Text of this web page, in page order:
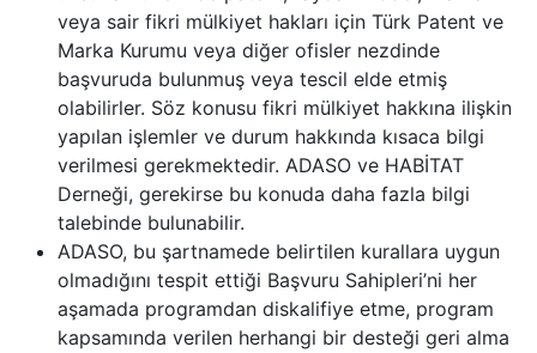
veya sair fikri mülkiyet hakları için Türk Patent ve
Marka Kurumu veya diğer ofisler nezdinde
başvuruda bulunmuş veya tescil elde etmiş
olabilirler. Söz konusu fikri mülkiyet hakkına ilişkin
yapılan işlemler ve durum hakkında kısaca bilgi
verilmesi gerekmektedir. ADASO ve HABİTAT
Derneği, gerekirse bu konuda daha fazla bilgi
talebinde bulunabilir.
ADASO, bu şartnamede belirtilen kurallara uygun
olmadığını tespit ettiği Başvuru Sahipleri’ni her
aşamada programdan diskalifiye etme, program
kapsamında verilen herhangi bir desteği geri alma